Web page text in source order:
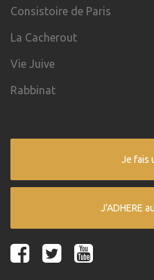
Consistoire de Paris
La Cacherout
Vie Juive
Rabbinat
Je fais
J'ADHERE